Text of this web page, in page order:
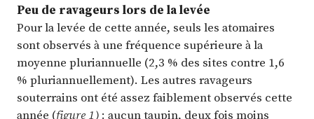
Peu de ravageurs lors de la levée
Pour la levée de cette année, seuls les atomaires
sont observés à une fréquence supérieure à la
moyenne pluriannuelle (2,3 % des sites contre 1,6
% pluriannuellement). Les autres ravageurs
souterrains ont été assez faiblement observés cette
année (figure 1) : aucun taupin, deux fois moins